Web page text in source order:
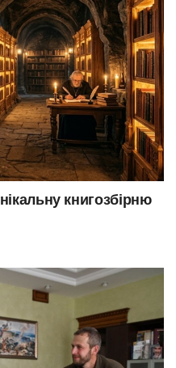
книгозбірню